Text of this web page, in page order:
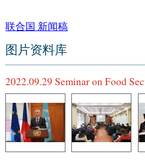
联合国 新闻稿
图片资料库
2022.09.29 Seminar on Food